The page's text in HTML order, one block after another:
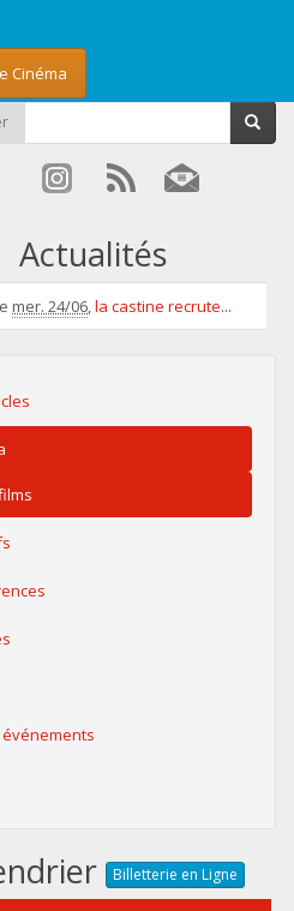
Cinéma
Actualités
mer. 24/06,la castine recrute...
Billetterie en Ligne